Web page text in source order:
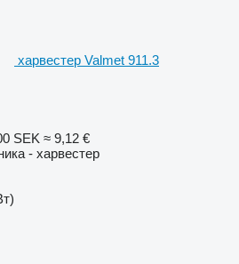
харвестер Valmet 911.3
SEK ≈ 9,12 €
- харвестер